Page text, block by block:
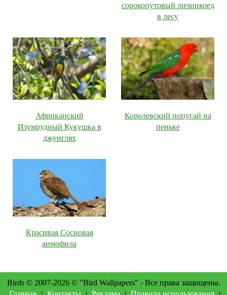
сорокопутовый личинкоед
в лесу
Африканский
Изумрудный Кукушка в
джунглях
Королевский попугай на
пеньке
Красивая Сосновая
аимофила
Birds © 2007-2026 © "Bird Wallpapers" - Все права защищены.